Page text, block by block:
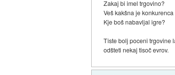
Zakaj bi imel trgovino?
Veš kakšna je
Kje boš nabavljal igre?
Tiste bolj poceni trgovine
odšteti nekaj tisoč evrov.